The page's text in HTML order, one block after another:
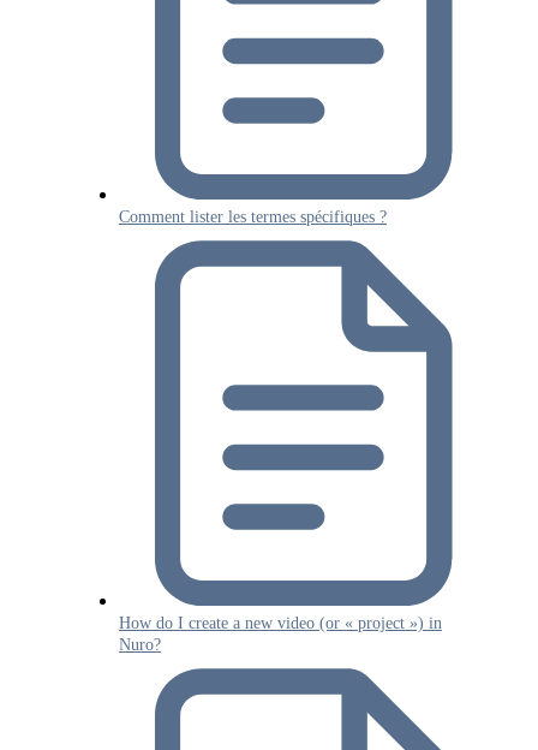
Comment lister les termes spécifiques ?
How do I create a new video (or « project ») in
Nuro?